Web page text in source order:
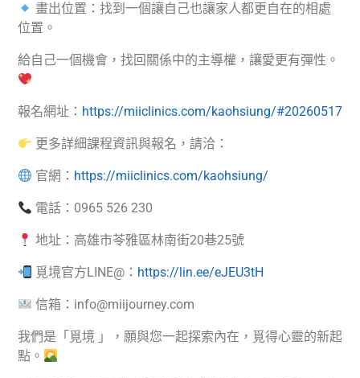
畫出位置：找到一個讓自己也讓家人都更自在的相處
位置。
給自己一個機會，找回關係中的主導權，讓愛更有彈性。
報名網址： https://miiclinics.com/kaohsiung/#20260517
更多詳細課程資訊與報名，請洽：
官網： https://miiclinics.com/kaohsiung/
電話：0965 526 230
地址：高雄市苓雅區林南街20巷25號
覓境官方LINE@： https://lin.ee/eJEU3tH
信箱：info@miijourney.com
我們是「覓境 」，願與您一起探索內在，覓得心靈的新起
點。